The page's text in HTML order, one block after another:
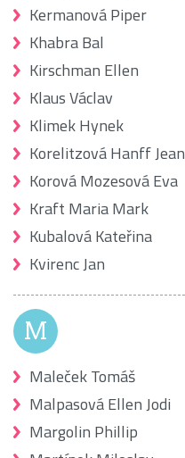
Kermanová Piper
Khabra Bal
Kirschman Ellen
Klaus Václav
Klimek Hynek
Korelitzová Hanff Jean
Korová Mozesová Eva
Kraft Maria Mark
Kubalová Kateřina
Kvirenc Jan
M
Maleček Tomáš
Malpasová Ellen Jodi
Margolin Phillip